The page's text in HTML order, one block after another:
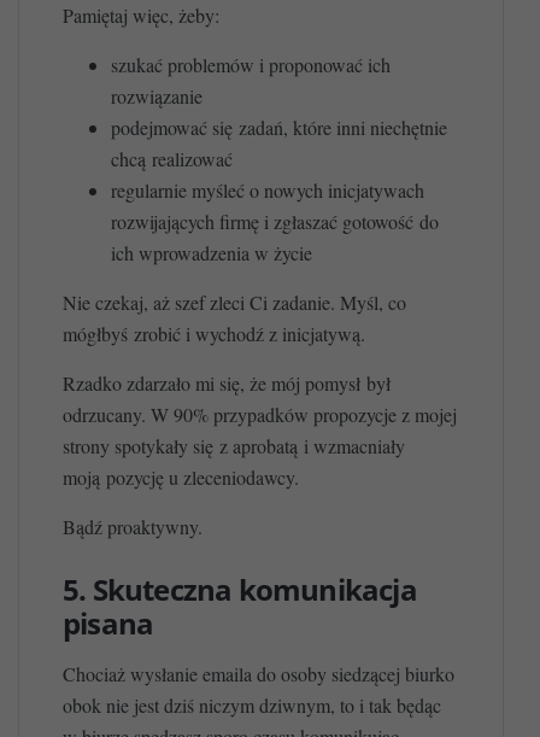
Pamiętaj więc, żeby:
szukać problemów i proponować ich
rozwiązanie
podejmować się zadań, które inni niechętnie
chcą realizować
regularnie myśleć o nowych inicjatywach
rozwijających firmę i zgłaszać gotowość do
ich wprowadzenia w życie
Nie czekaj, aż szef zleci Ci zadanie. Myśl, co
mógłbyś zrobić i wychodź z inicjatywą.
Rzadko zdarzało mi się, że mój pomysł był
odrzucany. W 90% przypadków propozycje z mojej
strony spotykały się z aprobatą i wzmacniały
moją pozycję u zleceniodawcy.
Bądź proaktywny.
5. Skuteczna komunikacja
pisana
Chociaż wysłanie emaila do osoby siedzącej biurko
obok nie jest dziś niczym dziwnym, to i tak będąc